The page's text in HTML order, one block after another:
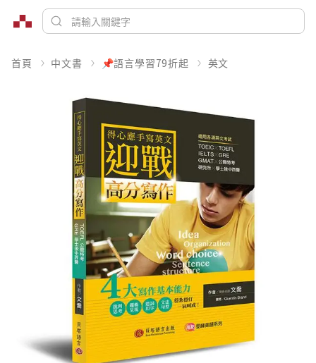
首頁 中文書 📌語言學習79折起 英文